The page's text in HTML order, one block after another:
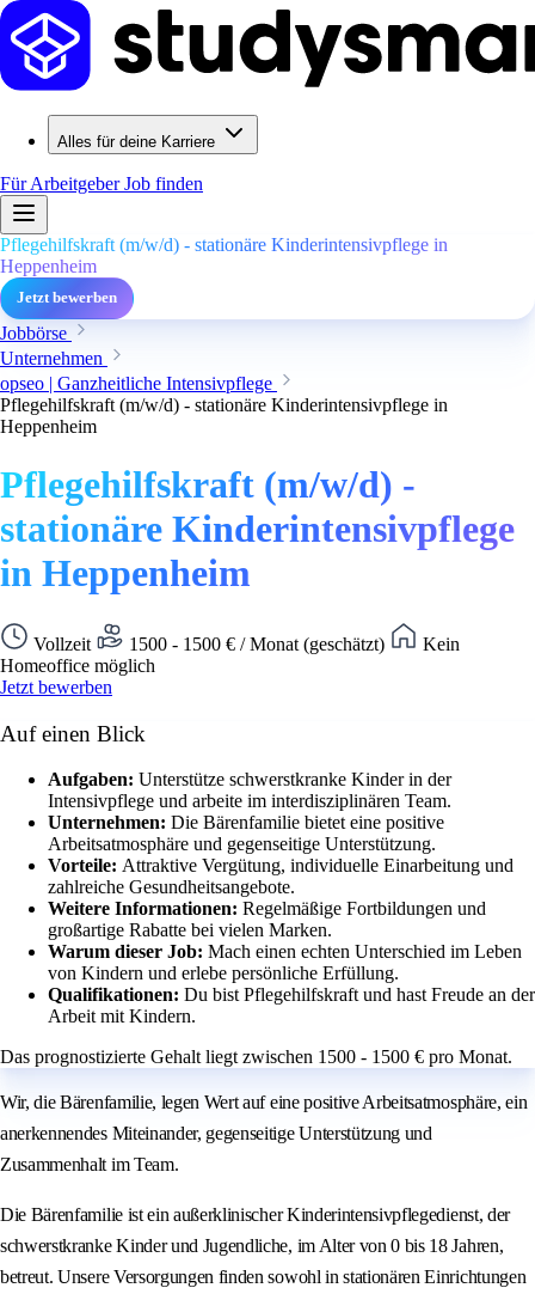
Alles für deine Karriere
Für ArbeitgeberJob finden
Pflegehilfskraft (m/w/d) - stationäre Kinderintensivpflege in
Heppenheim
Jetzt bewerben
Jobbörse
Unternehmen
opseo | Ganzheitliche Intensivpflege
Pflegehilfskraft (m/w/d) - stationäre Kinderintensivpflege in
Heppenheim
Pflegehilfskraft (m/w/d) -
stationäre Kinderintensivpflege
in Heppenheim
Vollzeit 1500 - 1500 € / Monat (geschätzt)
Kein
Homeoffice möglich
Jetzt bewerben
Auf einen Blick
Aufgaben: Unterstütze schwerstkranke Kinder in der
Intensivpflege und arbeite im interdisziplinären Team.
Unternehmen: Die Bärenfamilie bietet eine positive
Arbeitsatmosphäre und gegenseitige Unterstützung.
Vorteile: Attraktive Vergütung, individuelle Einarbeitung und
zahlreiche Gesundheitsangebote.
Weitere Informationen: Regelmäßige Fortbildungen und
großartige Rabatte bei vielen Marken.
Warum dieser Job: Mach einen echten Unterschied im Leben
von Kindern und erlebe persönliche Erfüllung.
Qualifikationen: Du bist Pflegehilfskraft und hast Freude an der
Arbeit mit Kindern.
Das prognostizierte Gehalt liegt zwischen 1500 - 1500 € pro Monat.
Wir, die Bärenfamilie, legen Wert auf eine positive Arbeitsatmosphäre, ein
anerkennendes Miteinander, gegenseitige Unterstützung und
Zusammenhalt im Team.
Die Bärenfamilie ist ein außerklinischer Kinderintensivpflegedienst, der
schwerstkranke Kinder und Jugendliche, im Alter von 0 bis 18 Jahren,
betreut. Unsere Versorgungen finden sowohl in stationären Einrichtungen